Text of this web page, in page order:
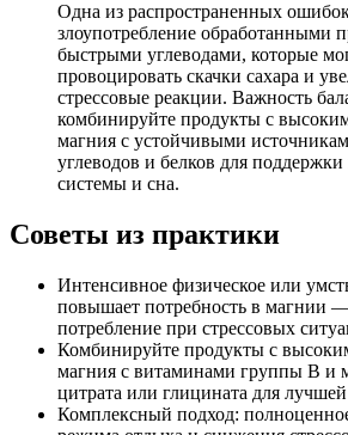
Одна из распространенных
злоупотребление обработанными
быстрыми углеводами, которые
провоцировать скачки сахара и
стрессовые реакции. Важность
комбинируйте продукты с
магния с устойчивыми
углеводов и белков для
системы и сна.
Советы из практики
Интенсивное физическое или
повышает потребность в магнии
потребление при стрессовых
Комбинируйте продукты с
магния с витаминами группы B и
цитрата или глицината для
Комплексный подход: